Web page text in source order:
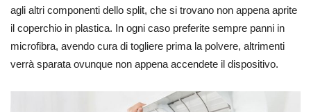
agli altri componenti dello split, che si trovano non appena aprite
il coperchio in plastica. In ogni caso preferite sempre panni in
microfibra, avendo cura di togliere prima la polvere, altrimenti
verrà sparata ovunque non appena accendete il dispositivo.